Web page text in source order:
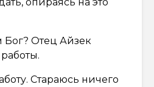
Бог? Отец Айзек
Стараюсь ничего